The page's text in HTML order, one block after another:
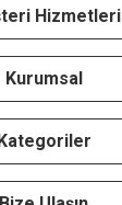
Hizmetleri
Kurumsal